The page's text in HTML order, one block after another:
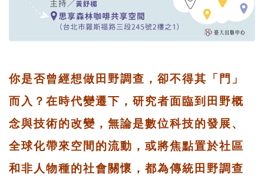
你是否曾經想做田野調查，卻不得其「門」
而入？在時代變遷下，研究者面臨到田野概
念與技術的改變，無論是數位科技的發展、
全球化帶來空間的流動，或將焦點置於社區
和非人物種的社會關懷，都為傳統田野調查